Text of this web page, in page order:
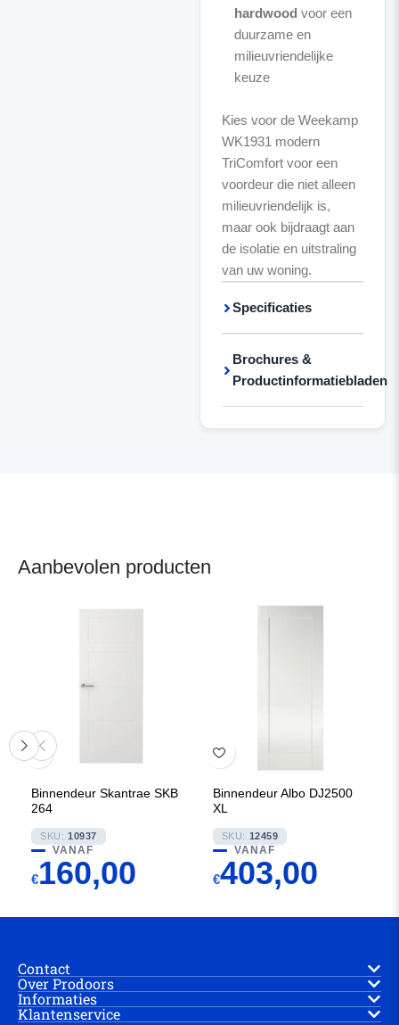
hardwood voor een
duurzame en
milieuvriendelijke
keuze
Kies voor de Weekamp
WK1931 modern
TriComfort voor een
voordeur die niet alleen
milieuvriendelijk is,
maar ook bijdraagt aan
de isolatie en uitstraling
van uw woning.
Specificaties
Brochures &
Productinformatiebladen
Aanbevolen producten
Binnendeur Skantrae SKB
264
SKU: 10937
VANAF
€160,00
Binnendeur Albo DJ2500
XL
SKU: 12459
VANAF
€403,00
Contact
Over Prodoors
Informaties
Klantenservice